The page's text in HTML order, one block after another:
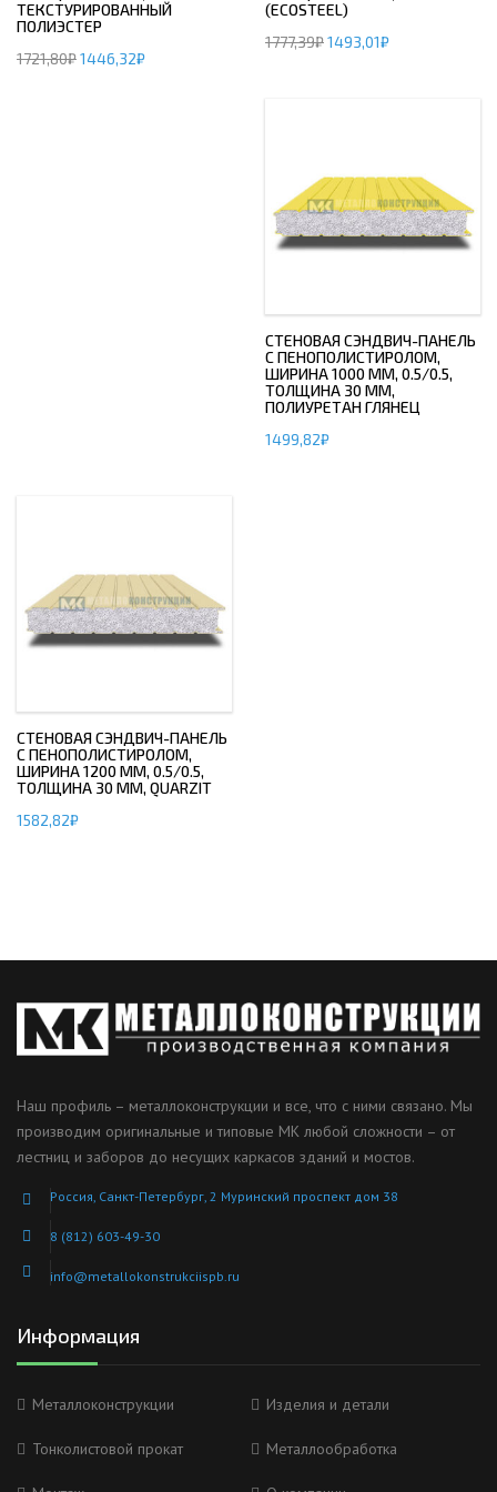
ТЕКСТУРИРОВАННЫЙ
ПОЛИЭСТЕР
1721,80₽1446,32₽
(ECOSTEEL)
1777,39₽1493,01₽
СТЕНОВАЯ СЭНДВИЧ-ПАНЕЛЬ
С ПЕНОПОЛИСТИРОЛОМ,
ШИРИНА 1000 ММ, 0.5/0.5,
ТОЛЩИНА 30 ММ,
ПОЛИУРЕТАН ГЛЯНЕЦ
1499,82₽
СТЕНОВАЯ СЭНДВИЧ-ПАНЕЛЬ
С ПЕНОПОЛИСТИРОЛОМ,
ШИРИНА 1200 ММ, 0.5/0.5,
ТОЛЩИНА 30 ММ, QUARZIT
1582,82₽
Наш профиль – металлоконструкции и все, что с ними связано. Мы
производим оригинальные и типовые МК любой сложности – от
лестниц и заборов до несущих каркасов зданий и мостов.
Россия, Санкт-Петербург, 2 Муринский проспект дом 38
8 (812) 603-49-30
info@metallokonstrukciispb.ru
Информация
Металлоконструкции Изделия и детали
Тонколистовой прокат Металлообработка